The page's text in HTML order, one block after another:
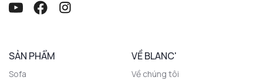
SẢN PHẨM
Sofa
VỀ BLANC'
Về chúng tôi